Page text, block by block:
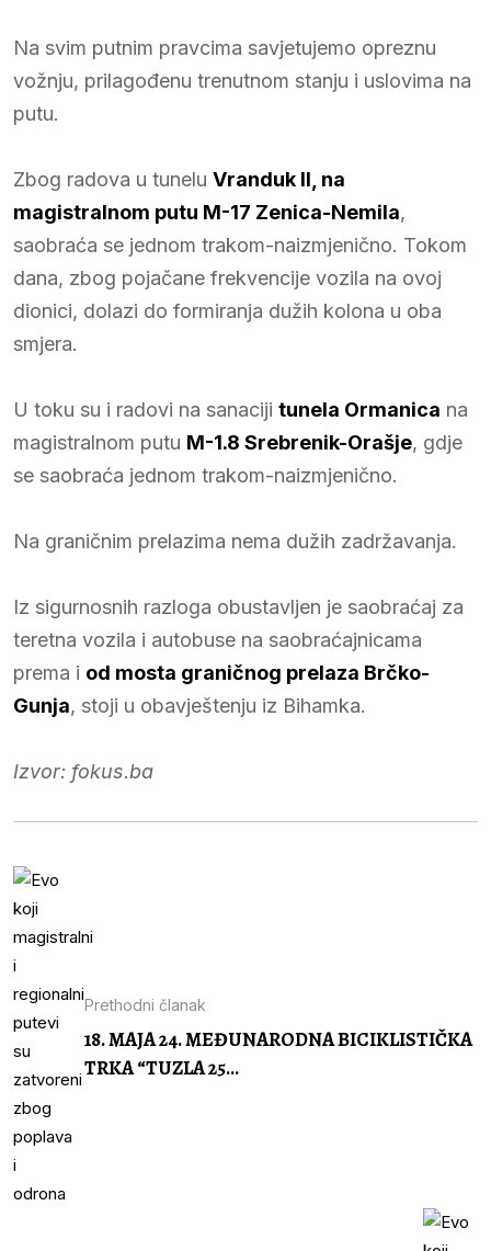
Na svim putnim pravcima savjetujemo opreznu
vožnju, prilagođenu trenutnom stanju i uslovima na
putu.
Zbog radova u tunelu Vranduk II, na
magistralnom putu M-17 Zenica-Nemila,
saobraća se jednom trakom-naizmjenično. Tokom
dana, zbog pojačane frekvencije vozila na ovoj
dionici, dolazi do formiranja dužih kolona u oba
smjera.
U toku su i radovi na sanaciji tunela Ormanica na
magistralnom putu M-1.8 Srebrenik-Orašje, gdje
se saobraća jednom trakom-naizmjenično.
Na graničnim prelazima nema dužih zadržavanja.
Iz sigurnosnih razloga obustavljen je saobraćaj za
teretna vozila i autobuse na saobraćajnicama
prema i od mosta graničnog prelaza Brčko-
Gunja, stoji u obavještenju iz Bihamka.
Izvor: fokus.ba
Prethodni članak
18. MAJA 24. MEĐUNARODNA BICIKLISTIČKA
TRKA “TUZLA 25...